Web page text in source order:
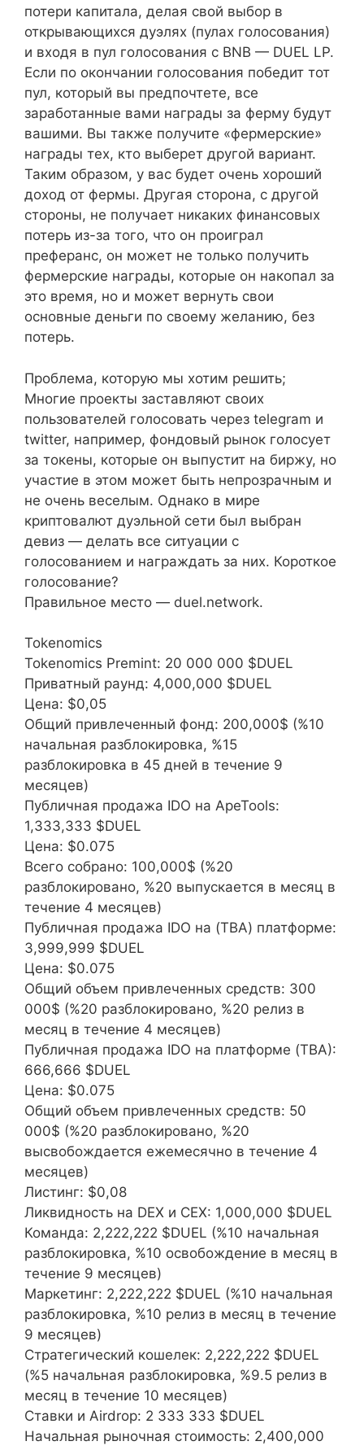
потери капитала, делая свой выбор в
открывающихся дуэлях (пулах голосования)
и входя в пул голосования с BNB — DUEL LP.
Если по окончании голосования победит тот
пул, который вы предпочтете, все
заработанные вами награды за ферму будут
вашими. Вы также получите «фермерские»
награды тех, кто выберет другой вариант.
Таким образом, у вас будет очень хороший
доход от фермы. Другая сторона, с другой
стороны, не получает никаких финансовых
потерь из-за того, что он проиграл
преферанс, он может не только получить
фермерские награды, которые он накопал за
это время, но и может вернуть свои
основные деньги по своему желанию, без
потерь.
Проблема, которую мы хотим решить;
Многие проекты заставляют своих
пользователей голосовать через telegram и
twitter, например, фондовый рынок голосует
за токены, которые он выпустит на биржу, но
участие в этом может быть непрозрачным и
не очень веселым. Однако в мире
криптовалют дуэльной сети был выбран
девиз — делать все ситуации с
голосованием и награждать за них. Короткое
голосование?
Правильное место — duel.network.
Tokenomics
Tokenomics Premint: 20 000 000 $DUEL
Приватный раунд: 4,000,000 $DUEL
Цена: $0,05
Общий привлеченный фонд: 200,000$ (%10
начальная разблокировка, %15
разблокировка в 45 дней в течение 9
месяцев)
Публичная продажа IDO на ApeTools:
1,333,333 $DUEL
Цена: $0.075
Всего собрано: 100,000$ (%20
разблокировано, %20 выпускается в месяц в
течение 4 месяцев)
Публичная продажа IDO на (TBA) платформе:
3,999,999 $DUEL
Цена: $0.075
Общий объем привлеченных средств: 300
000$ (%20 разблокировано, %20 релиз в
месяц в течение 4 месяцев)
Публичная продажа IDO на платформе (TBA):
666,666 $DUEL
Цена: $0.075
Общий объем привлеченных средств: 50
000$ (%20 разблокировано, %20
высвобождается ежемесячно в течение 4
месяцев)
Листинг: $0,08
Ликвидность на DEX и CEX: 1,000,000 $DUEL
Команда: 2,222,222 $DUEL (%10 начальная
разблокировка, %10 освобождение в месяц в
течение 9 месяцев)
Маркетинг: 2,222,222 $DUEL (%10 начальная
разблокировка, %10 релиз в месяц в течение
9 месяцев)
Стратегический кошелек: 2,222,222 $DUEL
(%5 начальная разблокировка, %9.5 релиз в
месяц в течение 10 месяцев)
Ставки и Airdrop: 2 333 333 $DUEL
Начальная рыночная стоимость: 2,400,000